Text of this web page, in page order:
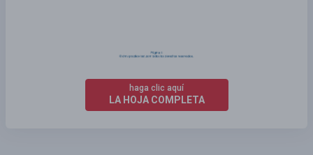
haga clic aquí
LA HOJA COMPLETA